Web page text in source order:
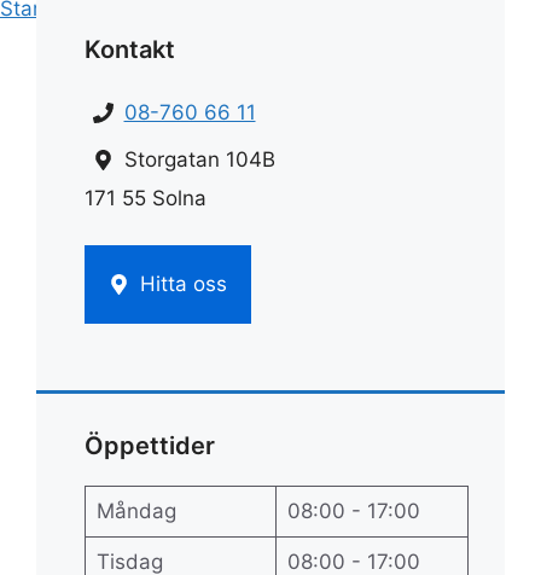
Start
Kontakt
08-760 66 11
Storgatan 104B
171 55 Solna
Hitta oss
Öppettider
Måndag 08:00 - 17:00
Tisdag 08:00 - 17:00